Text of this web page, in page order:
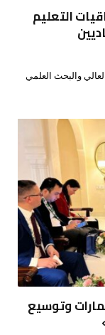
التعليم
والبحث العلمي
وتوسيع